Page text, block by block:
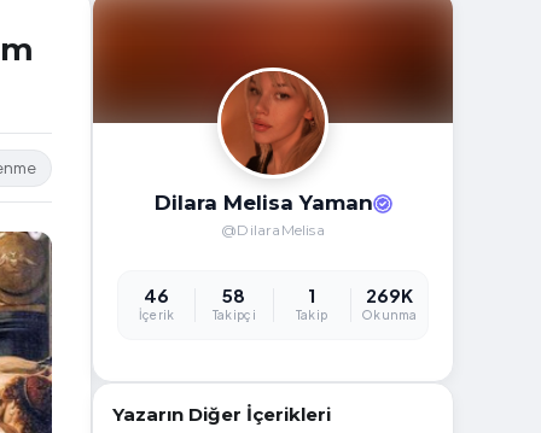
Dilara Melisa Yaman
@DilaraMelisa
46
İçerik
58
Takipçi
1
Takip
269K
Okunma
Yazarın Diğer İçerikleri